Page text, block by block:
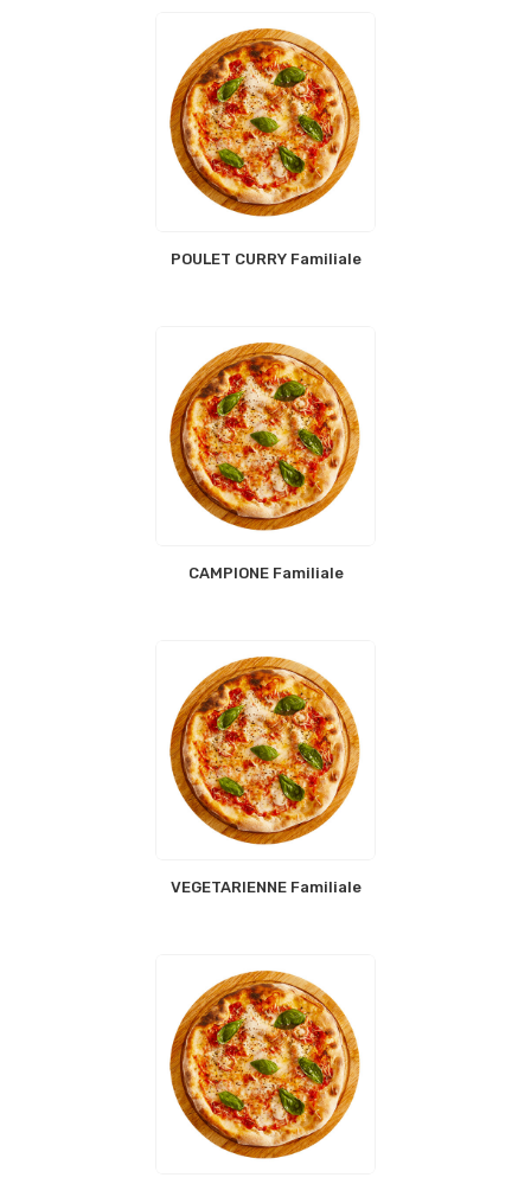
POULET CURRY Familiale
CAMPIONE Familiale
VEGETARIENNE Familiale